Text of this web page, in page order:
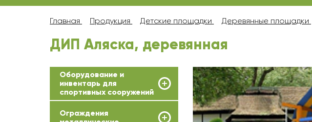
Главная Продукция Детские площадки Деревянные площадки
ДИП Аляска, деревянная
Оборудование и
инвентарь для
спортивных сооружений
Ограждения